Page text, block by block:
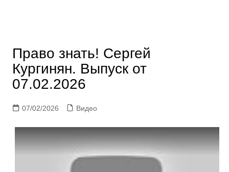
Право знать! Сергей
Кургинян. Выпуск от
07.02.2026
07/02/2026 Видео